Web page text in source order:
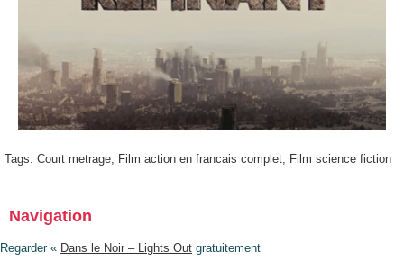
Tags: Court metrage, Film action en francais complet, Film science fiction
Navigation
Regarder « Dans le Noir – Lights Out gratuitement